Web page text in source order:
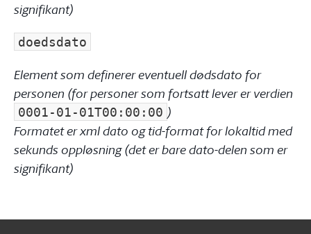
signifikant)
doedsdato
Element som definerer eventuell dødsdato for
personen (for personer som fortsatt lever er verdien
0001‑01‑01T00:00:00 )
Formatet er xml dato og tid-format for lokaltid med
sekunds oppløsning (det er bare dato-delen som er
signifikant)